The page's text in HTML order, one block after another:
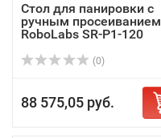
Стол для панировки с
ручным просеиванием
RoboLabs SR-P1-120
(0)
88 575,05 руб.